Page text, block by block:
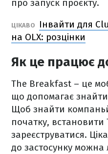
про запуск проєкту.
ЦІКАВО
Інвайти для
на OLX: розцінки
Як це працює
The Breakfast – це
що допомагає знайти
Щоб знайти
початку, встановити
зареєструватися.
до застосунку можна